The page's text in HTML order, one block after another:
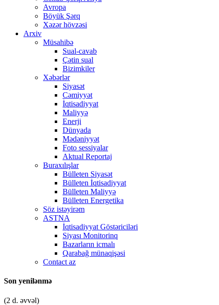
Avropa
Böyük Şərq
Xəzər hövzəsi
Arxiv
Müsahibə
Sual-cavab
Çətin sual
Bizimkiler
Xəbərlər
Siyasət
Cəmiyyət
İqtisadiyyat
Maliyyə
Enerji
Dünyada
Mədəniyyət
Foto sessiyalar
Aktual Reportaj
Buraxılışlar
Bülleten Siyasət
Bülleten İqtisadiyyat
Bülleten Maliyyə
Bülleten Energetika
Söz istəyirəm
ASTNA
İqtisadiyyat Göstəriciləri
Siyası Monitorinq
Bazarların icmalı
Qarabağ münaqişəsi
Contact az
Son yenilənmə
(2 d. əvvəl)